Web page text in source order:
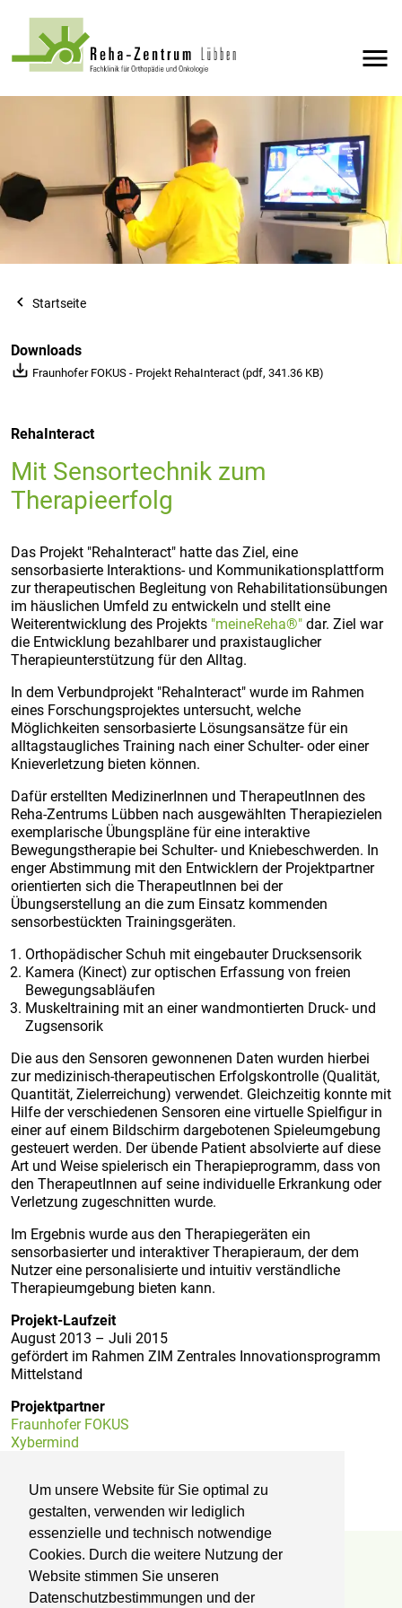
Um unsere Website für Sie optimal zu
gestalten, verwenden wir lediglich
essenzielle und technisch notwendige
Cookies. Durch die weitere Nutzung der
Website stimmen Sie unseren
Datenschutzbestimmungen und der
menu
navigate_before Startseite
Downloads
save_alt Fraunhofer FOKUS - Projekt RehaInteract (pdf, 341.36 KB)
RehaInteract
Mit Sensortechnik zum
Therapieerfolg
Das Projekt "RehaInteract" hatte das Ziel, eine
sensorbasierte Interaktions- und Kommunikationsplattform
zur therapeutischen Begleitung von Rehabilitationsübungen
im häuslichen Umfeld zu entwickeln und stellt eine
Weiterentwicklung des Projekts "meineReha®" dar. Ziel war
die Entwicklung bezahlbarer und praxistauglicher
Therapieunterstützung für den Alltag.
In dem Verbundprojekt "RehaInteract" wurde im Rahmen
eines Forschungsprojektes untersucht, welche
Möglichkeiten sensorbasierte Lösungsansätze für ein
alltagstaugliches Training nach einer Schulter- oder einer
Knieverletzung bieten können.
Dafür erstellten MedizinerInnen und TherapeutInnen des
Reha-Zentrums Lübben nach ausgewählten Therapiezielen
exemplarische Übungspläne für eine interaktive
Bewegungstherapie bei Schulter- und Kniebeschwerden. In
enger Abstimmung mit den Entwicklern der Projektpartner
orientierten sich die TherapeutInnen bei der
Übungserstellung an die zum Einsatz kommenden
sensorbestückten Trainingsgeräten.
Orthopädischer Schuh mit eingebauter Drucksensorik
Kamera (Kinect) zur optischen Erfassung von freien
Bewegungsabläufen
Muskeltraining mit an einer wandmontierten Druck- und
Zugsensorik
Die aus den Sensoren gewonnenen Daten wurden hierbei
zur medizinisch-therapeutischen Erfolgskontrolle (Qualität,
Quantität, Zielerreichung) verwendet. Gleichzeitig konnte mit
Hilfe der verschiedenen Sensoren eine virtuelle Spielfigur in
einer auf einem Bildschirm dargebotenen Spieleumgebung
gesteuert werden. Der übende Patient absolvierte auf diese
Art und Weise spielerisch ein Therapieprogramm, dass von
den TherapeutInnen auf seine individuelle Erkrankung oder
Verletzung zugeschnitten wurde.
Im Ergebnis wurde aus den Therapiegeräten ein
sensorbasierter und interaktiver Therapieraum, der dem
Nutzer eine personalisierte und intuitiv verständliche
Therapieumgebung bieten kann.
Projekt-Laufzeit
August 2013 – Juli 2015
gefördert im Rahmen ZIM Zentrales Innovationsprogramm
Mittelstand
Projektpartner
Fraunhofer FOKUS
Xybermind
Reha-Zentrum Lübben
Kliniken Professor Dr. Schedel GmbH